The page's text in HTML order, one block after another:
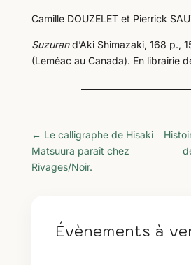
Camille DOUZELET et Pierrick
Suzurand’Aki Shimazaki, 168 p.,
(Leméac au Canada). En librairie
← Le calligraphe de Hisaki
Matsuura paraît chez
Rivages/Noir.
Évènements à